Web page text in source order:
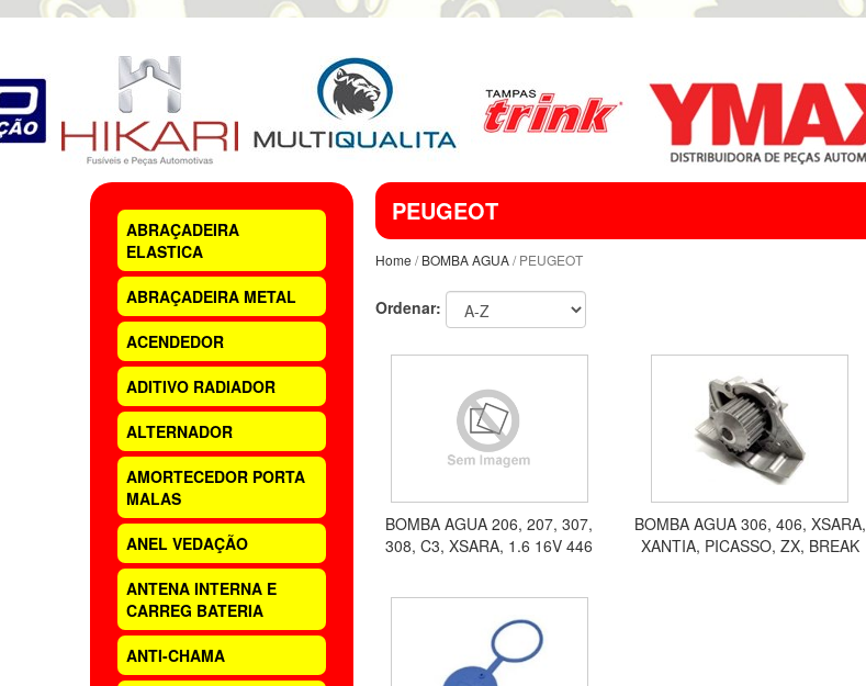
ABRAÇADEIRA
ELASTICA
ABRAÇADEIRA METAL
ACENDEDOR
ADITIVO RADIADOR
ALTERNADOR
AMORTECEDOR PORTA
MALAS
ANEL VEDAÇÃO
ANTENA INTERNA E
CARREG BATERIA
ANTI-CHAMA
PEUGEOT
Home /BOMBA AGUA/ PEUGEOT
Ordenar:
BOMBA AGUA 206, 207, 307,
308, C3, XSARA, 1.6 16V 446
BOMBA AGUA 306, 406, XSARA,
XANTIA, PICASSO, ZX, BREAK